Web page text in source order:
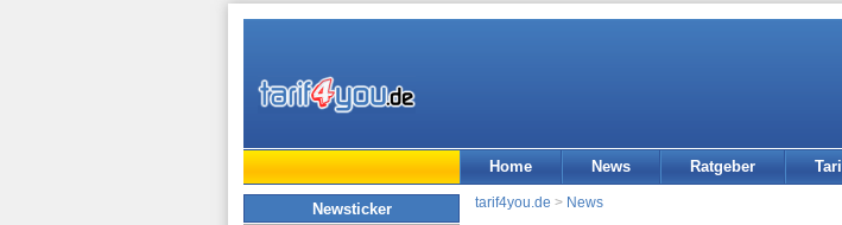
Home News Ratgeber
Newsticker tarif4you.de > News